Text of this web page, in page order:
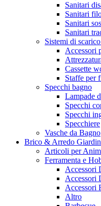
Sanitari
Sanitari
Sanitari
Sanitari
Sistemi di
Accessori
Cassette
Staffe per
Specchi bagno
Lampade
Specchi
Specchi
Specchiere
Vasche da Bagno
Brico & Arredo
Articoli per
Ferramenta e
Accessori
Accessori
Accessori
Altro